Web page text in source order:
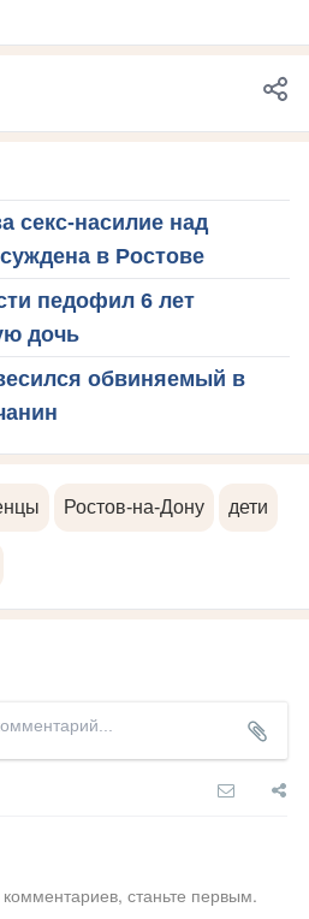
секс-насилие над
в Ростове
педофил 6 лет
дочь
обвиняемый в
Ростов-на-Дону дети
станьте первым.